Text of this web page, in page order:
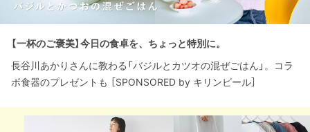
【一杯のご褒美】今日の食卓を、ちょっと特別に。
長谷川あかりさんに教わる「バジルとカツオの混ぜごはん」。コラ
ボ食器のプレゼントも ［SPONSORED by キリンビール］